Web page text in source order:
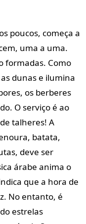
poucos, começa a
uma a uma.
formadas. Como
dunas e ilumina
os berberes
O serviço é ao
talheres! A
batata,
deve ser
árabe anima o
que a hora de
No entanto, é
estrelas